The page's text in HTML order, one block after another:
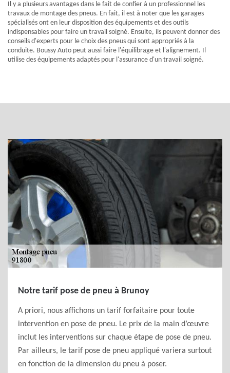
Il y a plusieurs avantages dans le fait de confier à un professionnel les
travaux de montage des pneus. En fait, il est à noter que les garages
spécialisés ont en leur disposition des équipements et des outils
indispensables pour faire un travail soigné. Ensuite, ils peuvent donner des
conseils d'experts pour le choix des pneus qui sont appropriés à la
conduite. Boussy Auto peut aussi faire l'équilibrage et l'alignement. Il
utilise des équipements adaptés pour l'assurance d'un travail soigné.
Notre tarif pose de pneu à Brunoy
A priori, nous affichons un tarif forfaitaire pour toute
intervention en pose de pneu. Le prix de la main d’œuvre
inclut les interventions sur chaque étape de pose de pneu.
Par ailleurs, le tarif pose de pneu appliqué variera surtout
en fonction de la dimension du pneu à poser.